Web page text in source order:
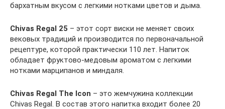
бархатным вкусом с легкими нотками цветов и дыма.
Chivas Regal 25 – этот сорт виски не меняет своих
вековых традиций и производится по первоначальной
рецептуре, которой практически 110 лет. Напиток
обладает фруктово-медовым ароматом с легкими
нотками марципанов и миндаля.
Chivas Regal The Icon – это жемчужина коллекции
Chivas Regal. В состав этого напитка входит более 20